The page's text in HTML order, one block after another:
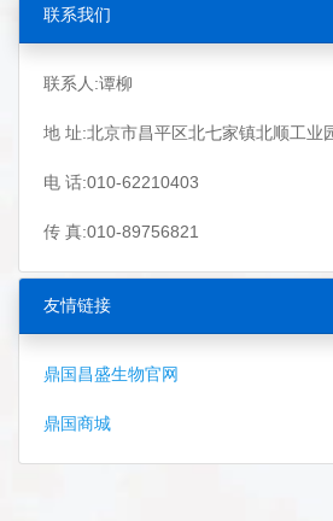
联系我们
联系人:谭柳
地 址:北京市昌平区北七家镇北顺工业
电 话:010-62210403
传 真:010-89756821
友情链接
鼎国昌盛生物官网
鼎国商城